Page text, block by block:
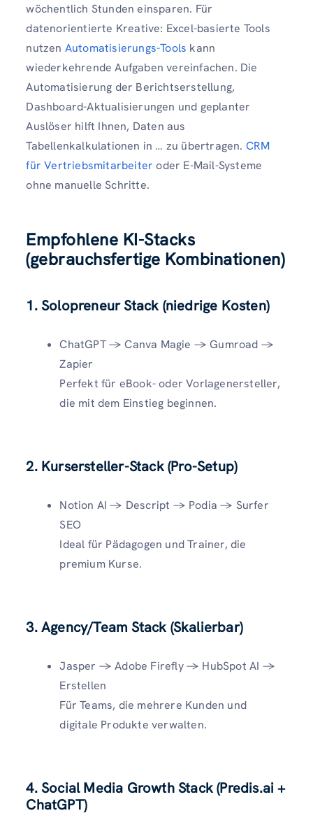
wöchentlich Stunden einsparen. Für
datenorientierte Kreative: Excel-basierte Tools
nutzen Automatisierungs-Tools kann
wiederkehrende Aufgaben vereinfachen. Die
Automatisierung der Berichtserstellung,
Dashboard-Aktualisierungen und geplanter
Auslöser hilft Ihnen, Daten aus
Tabellenkalkulationen in … zu übertragen. CRM
für Vertriebsmitarbeiter oder E-Mail-Systeme
ohne manuelle Schritte.
Empfohlene KI-Stacks
(gebrauchsfertige Kombinationen)
1. Solopreneur Stack (niedrige Kosten)
ChatGPT → Canva Magie → Gumroad →
Zapier
Perfekt für eBook- oder Vorlagenersteller,
die mit dem Einstieg beginnen.
2. Kursersteller-Stack (Pro-Setup)
Notion AI → Descript → Podia → Surfer
SEO
Ideal für Pädagogen und Trainer, die
premium Kurse.
3. Agency/Team Stack (Skalierbar)
Jasper → Adobe Firefly → HubSpot AI →
Erstellen
Für Teams, die mehrere Kunden und
digitale Produkte verwalten.
4. Social Media Growth Stack (Predis.ai +
ChatGPT)